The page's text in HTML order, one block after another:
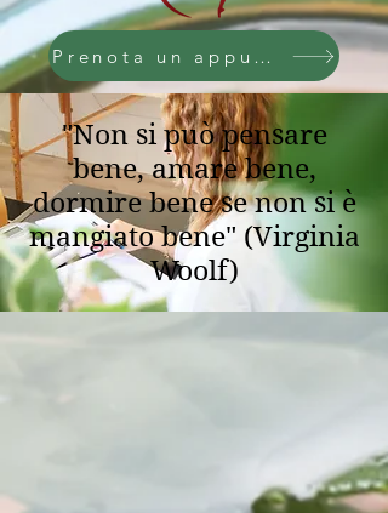
Prenota un appuntamento
"Non si può pensare
bene, amare bene,
dormire bene se non si è
mangiato bene" (Virginia
Woolf)